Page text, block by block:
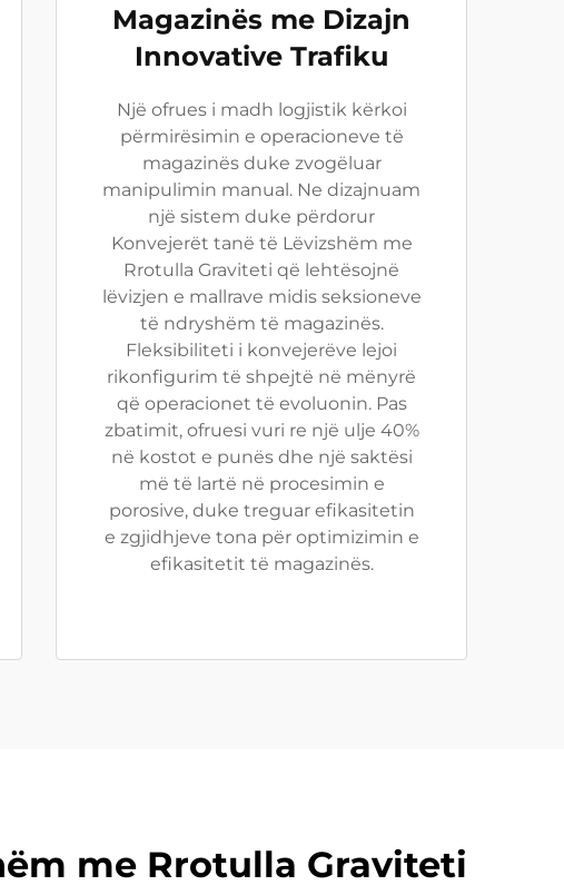
Magazinës me Dizajn
Innovative Trafiku
Një ofrues i madh logjistik kërkoi
përmirësimin e operacioneve të
magazinës duke zvogëluar
manipulimin manual. Ne dizajnuam
një sistem duke përdorur
Konvejerët tanë të Lëvizshëm me
Rrotulla Graviteti që lehtësojnë
lëvizjen e mallrave midis seksioneve
të ndryshëm të magazinës.
Fleksibiliteti i konvejerëve lejoi
rikonfigurim të shpejtë në mënyrë
që operacionet të evoluonin. Pas
zbatimit, ofruesi vuri re një ulje 40%
në kostot e punës dhe një saktësi
më të lartë në procesimin e
porosive, duke treguar efikasitetin
e zgjidhjeve tona për optimizimin e
efikasitetit të magazinës.
me Rrotulla Graviteti